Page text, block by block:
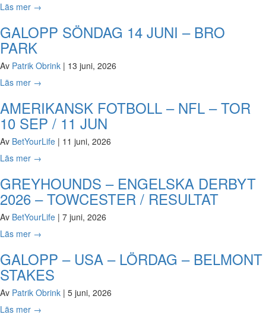
Läs mer →
GALOPP SÖNDAG 14 JUNI – BRO
PARK
Av Patrik Obrink | 13 juni, 2026
Läs mer →
AMERIKANSK FOTBOLL – NFL – TOR
10 SEP / 11 JUN
Av BetYourLife | 11 juni, 2026
Läs mer →
GREYHOUNDS – ENGELSKA DERBYT
2026 – TOWCESTER / RESULTAT
Av BetYourLife | 7 juni, 2026
Läs mer →
GALOPP – USA – LÖRDAG – BELMONT
STAKES
Av Patrik Obrink | 5 juni, 2026
Läs mer →